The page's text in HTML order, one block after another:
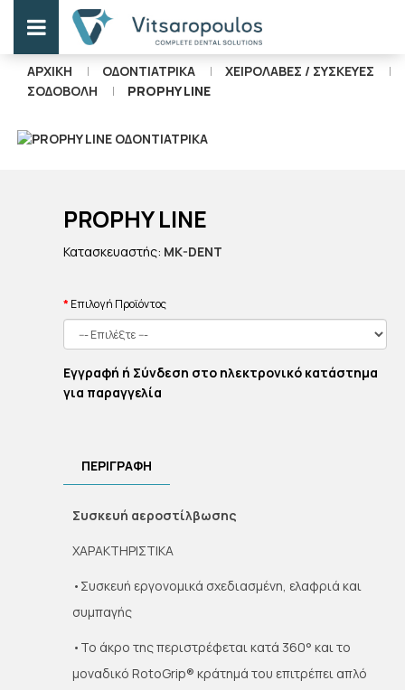
ΑΡΧΙΚΉ ΟΔΟΝΤΙΑΤΡΙΚΑ
ΧΕΙΡΟΛΑΒΕΣ / ΣΥΣΚΕΥΕΣ
ΣΟΔΟΒΟΛΉ
PROPHY LINE
PROPHY LINE
Κατασκευαστής: MK-DENT
Επιλογή Προϊόντος
Εγγραφή ή Σύνδεση στο ηλεκτρονικό κατάστημα
για παραγγελία
ΠΕΡΙΓΡΑΦΉ
Συσκευή αεροστίλβωσης
ΧΑΡΑΚΤΗΡΙΣΤΙΚΑ
•Συσκευή εργονομικά σχεδιασμένη, ελαφριά και
συμπαγής
•Το άκρο της περιστρέφεται κατά 360° και το
μοναδικό RotoGrip® κράτημά του επιτρέπει απλό